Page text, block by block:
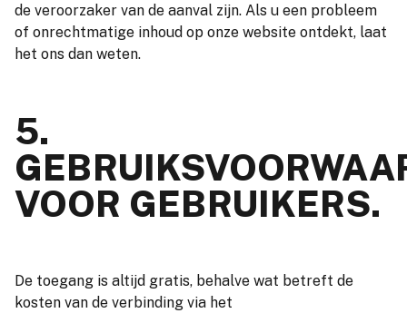
de veroorzaker van de aanval zijn. Als u een probleem
of onrechtmatige inhoud op onze website ontdekt, laat
het ons dan weten.
5.
VOOR GEBRUIKERS.
De toegang is altijd gratis, behalve wat betreft de
kosten van de verbinding via het